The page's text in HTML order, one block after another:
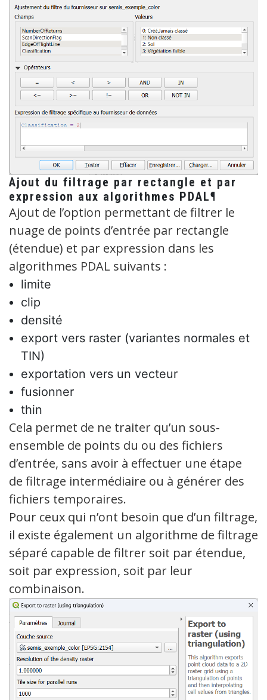
Ajout du filtrage par rectangle et par
expression aux algorithmes PDAL¶
Ajout de l’option permettant de filtrer le
nuage de points d’entrée par rectangle
(étendue) et par expression dans les
algorithmes PDAL suivants :
limite
clip
densité
export vers raster (variantes normales et
TIN)
exportation vers un vecteur
fusionner
thin
Cela permet de ne traiter qu’un sous-
ensemble de points du ou des fichiers
d’entrée, sans avoir à effectuer une étape
de filtrage intermédiaire ou à générer des
fichiers temporaires.
Pour ceux qui n’ont besoin que d’un filtrage,
il existe également un algorithme de filtrage
séparé capable de filtrer soit par étendue,
soit par expression, soit par leur
combinaison.